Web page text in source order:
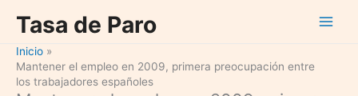
contenido
Tasa de Paro
Inicio
Mantener el empleo en 2009, primera preocupación entre
los trabajadores españoles